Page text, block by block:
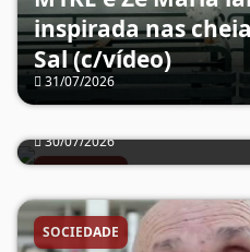
inspirada nas
Sal (c/vídeo)
31/07/2026
SOCIEDADE
Jovem resgatado
30/07/2026
SOCIEDADE